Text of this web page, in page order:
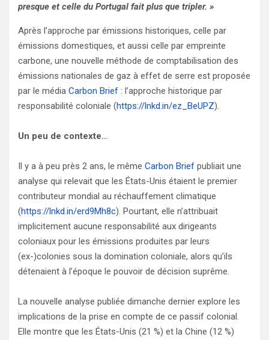
presque et celle du Portugal fait plus que tripler. »
Après l’approche par émissions historiques, celle par
émissions domestiques, et aussi celle par empreinte
carbone, une nouvelle méthode de comptabilisation des
émissions nationales de gaz à effet de serre est proposée
par le média Carbon Brief : l’approche historique par
responsabilité coloniale (https://lnkd.in/ez_BeUPZ).
Un peu de contexte...
Il y a à peu près 2 ans, le même Carbon Brief publiait une
analyse qui relevait que les États-Unis étaient le premier
contributeur mondial au réchauffement climatique
(https://lnkd.in/erd9Mh8c). Pourtant, elle n’attribuait
implicitement aucune responsabilité aux dirigeants
coloniaux pour les émissions produites par leurs
(ex-)colonies sous la domination coloniale, alors qu’ils
détenaient à l’époque le pouvoir de décision suprême.
La nouvelle analyse publiée dimanche dernier explore les
implications de la prise en compte de ce passif colonial.
Elle montre que les États-Unis (21 %) et la Chine (12 %)